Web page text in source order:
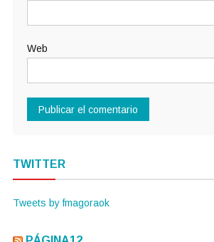
Web
TWITTER
Tweets by fmagoraok